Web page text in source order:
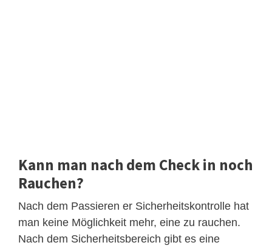
Kann man nach dem Check in noch
Rauchen?
Nach dem Passieren er Sicherheitskontrolle hat
man keine Möglichkeit mehr, eine zu rauchen.
Nach dem Sicherheitsbereich gibt es eine